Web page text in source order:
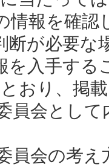
情報を確認
断が必要
を入手する
おり、掲
会として
会の考え